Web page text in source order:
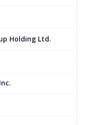
Holding Ltd.